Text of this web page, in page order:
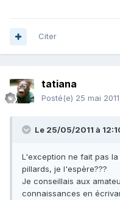
Citer
tatiana
Posté(e) 25 mai 2011
Le 25/05/2011 à
L'exception ne fait pas
pillards, je l'espère???
Je conseillais aux
connaissances en